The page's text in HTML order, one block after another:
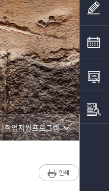
취업지원프로그램
취업지원프로그램